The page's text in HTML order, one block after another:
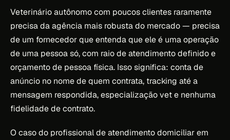
Veterinário autônomo com poucos clientes raramente
precisa da agência mais robusta do mercado — precisa
de um fornecedor que entenda que ele é uma operação
de uma pessoa só, com raio de atendimento definido e
orçamento de pessoa física. Isso significa: conta de
anúncio no nome de quem contrata, tracking até a
mensagem respondida, especialização vet e nenhuma
fidelidade de contrato.
O caso do profissional de atendimento domiciliar em